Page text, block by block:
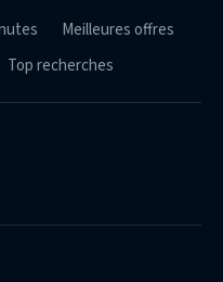
Meilleures offres
Top recherches